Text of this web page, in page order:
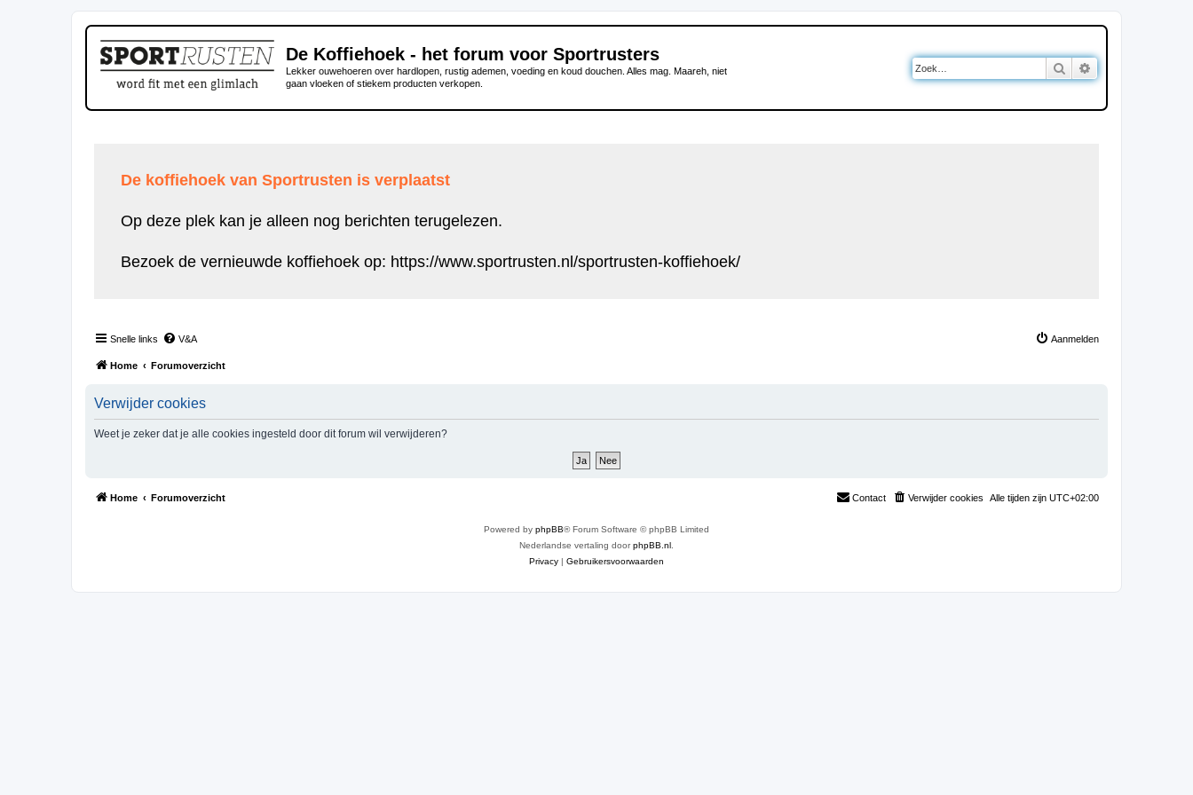
De Koffiehoek - het forum voor Sportrusters
Lekker ouwehoeren over hardlopen, rustig ademen, voeding en koud douchen. Alles mag. Maareh, niet
gaan vloeken of stiekem producten verkopen.
Zoek
De koffiehoek van Sportrusten is verplaatst
Op deze plek kan je alleen nog berichten terugelezen.
Bezoek de vernieuwde koffiehoek op: https://www.sportrusten.nl/sportrusten-koffiehoek/
Snelle links V&A Aanmelden
Home Forumoverzicht
Verwijder cookies
Weet je zeker dat je alle cookies ingesteld door dit forum wil verwijderen?
Home Forumoverzicht Alle tijden zijn UTC+02:00
Verwijder cookies
Contact
Powered by phpBB® Forum Software © phpBB Limited
Nederlandse vertaling doorphpBB.nl
Privacy | Gebruikersvoorwaarden